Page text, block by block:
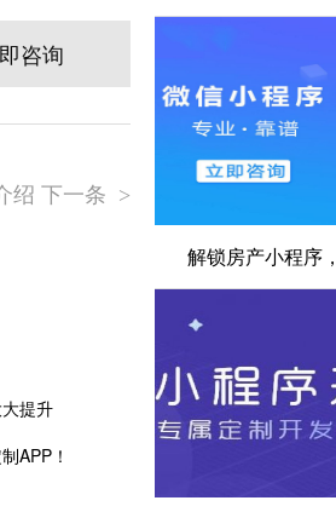
咨询
绍 下一条 >
提升
APP！
解锁房产小程序